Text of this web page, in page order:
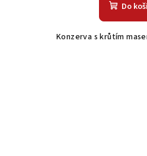
Do
Konzerva s krůtím